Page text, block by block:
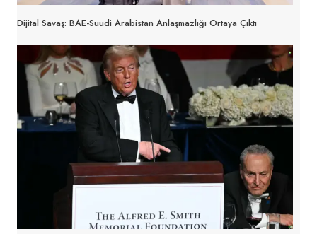
Dijital Savaş: BAE-Suudi Arabistan Anlaşmazlığı Ortaya Çıktı